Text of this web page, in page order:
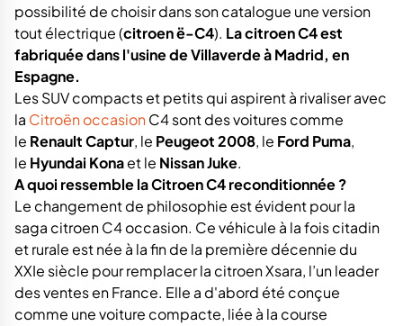
possibilité de choisir dans son catalogue une version
tout électrique (citroen ë-C4). La citroen C4 est
fabriquée dans l'usine de Villaverde à Madrid, en
Espagne.
Les SUV compacts et petits qui aspirent à rivaliser avec
la Citroën occasionC4 sont des voitures comme
le Renault Captur, le Peugeot 2008, le Ford Puma,
le Hyundai Konaet le Nissan Juke.
A quoi ressemble la Citroen C4 reconditionnée ?
Le changement de philosophie est évident pour la
saga citroen C4 occasion. Ce véhicule à la fois citadin
et rurale est née à la fin de la première décennie du
XXIe siècle pour remplacer la citroen Xsara, l’un leader
des ventes en France. Elle a d'abord été conçue
comme une voiture compacte, liée à la course